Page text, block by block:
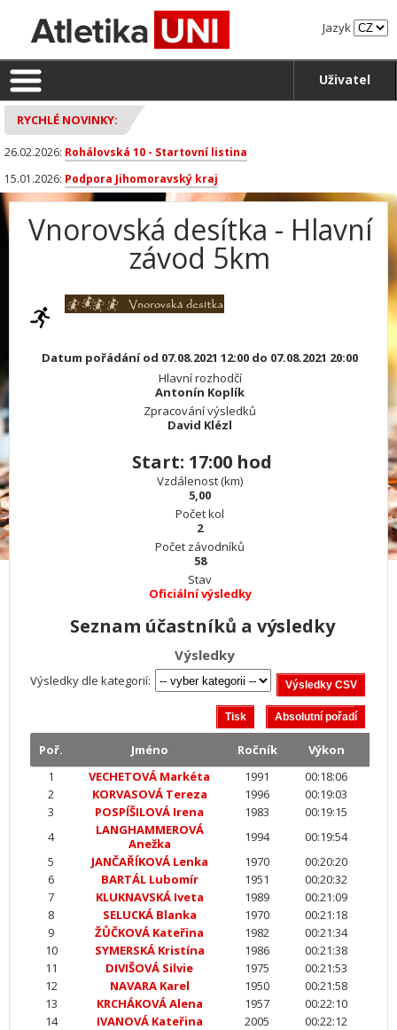
Jazyk
Uživatel
RYCHLÉ NOVINKY:
26.02.2026: Rohálovská 10 - Startovní listina
15.01.2026: Podpora Jihomoravský kraj
Vnorovská desítka - Hlavní
závod 5km
Datum pořádání od 07.08.2021 12:00 do 07.08.2021 20:00
Hlavní rozhodčí
Antonín Koplík
Zpracování výsledků
David Klézl
Start: 17:00 hod
Vzdálenost (km)
5,00
Počet kol
2
Počet závodníků
58
Stav
Oficiální výsledky
Seznam účastníků a výsledky
Výsledky
Výsledky dle kategorií:
Poř. Jméno Ročník
Výkon
1
VECHETOVÁ Markéta 1991
00:18:06
2
KORVASOVÁ Tereza 1996
00:19:03
3
POSPÍŠILOVÁ Irena 1983
00:19:15
4
LANGHAMMEROVÁ
Anežka
1994
00:19:54
5
JANČAŘÍKOVÁ Lenka 1970
00:20:20
6
BARTÁL Lubomír 1951
00:20:32
7
KLUKNAVSKÁ Iveta 1989
00:21:09
8
SELUCKÁ Blanka 1970
00:21:18
9
ŽŮČKOVÁ Kateřina 1982
00:21:34
10
SYMERSKÁ Kristína 1986
00:21:38
11
DIVIŠOVÁ Silvie 1975
00:21:53
12
NAVARA Karel 1950
00:21:58
13
KRCHÁKOVÁ Alena 1957
00:22:10
14
IVANOVÁ Kateřina 2005
00:22:12